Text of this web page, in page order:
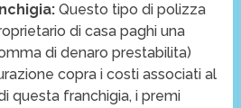
Questo tipo di polizza
di casa paghi una
di denaro prestabilita)
copra i costi associati al
questa franchigia, i premi